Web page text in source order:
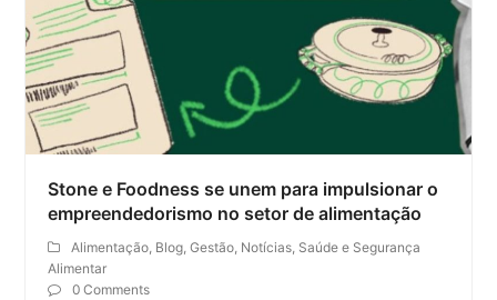
Stone e Foodness se unem para impulsionar o
empreendedorismo no setor de alimentação
Alimentação, Blog,Gestão, Notícias, Saúde e Segurança
Alimentar
0 Comments